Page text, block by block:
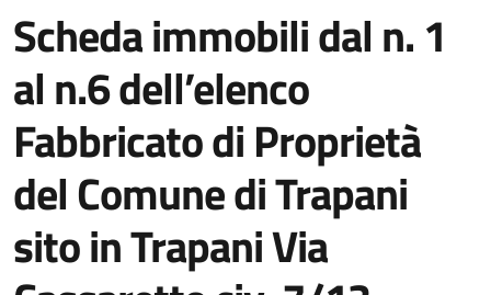
Scheda immobili dal n. 1
al n.6 dell’elenco
Fabbricato di Proprietà
del Comune di Trapani
sito in Trapani Via